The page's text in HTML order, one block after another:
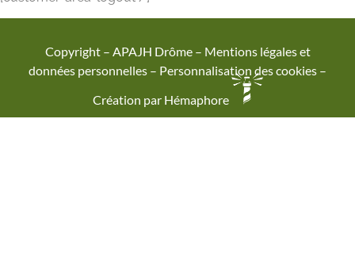
Copyright – APAJH Drôme – Mentions légales et
données personnelles – Personnalisation des cookies –
Création par Hémaphore